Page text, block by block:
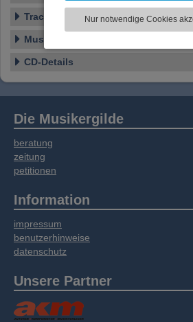
zu analysieren. Dabei werden ggf.
Informationen zu Ihrer
soziale Medien, Werbung und
weitergegeben. Unsere Partner
Dienste gesammelt haben.
Nur notwendige Cookies
Tracklist
Musikstil
CD-Details
Die Musikergilde
beratung
zeitung
petitionen
Information
impressum
benutzerhinweise
datenschutz
Unsere Partner